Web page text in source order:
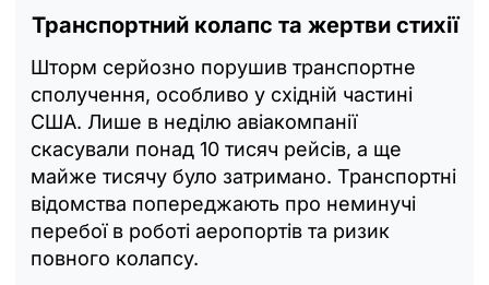
Транспортний колапс та жертви стихії
Шторм серйозно порушив транспортне
сполучення, особливо у східній частині
США. Лише в неділю авіакомпанії
скасували понад 10 тисяч рейсів, а ще
майже тисячу було затримано. Транспортні
відомства попереджають про неминучі
перебої в роботі аеропортів та ризик
повного колапсу.